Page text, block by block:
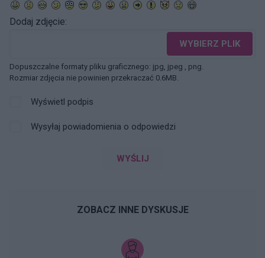
Dodaj zdjęcie:
WYBIERZ PLIK
Dopuszczalne formaty pliku graficznego: jpg, jpeg , png.
Rozmiar zdjęcia nie powinien przekraczać 0.6MB.
Wyświetl podpis
Wysyłaj powiadomienia o odpowiedzi
WYŚLIJ
ZOBACZ INNE DYSKUSJE